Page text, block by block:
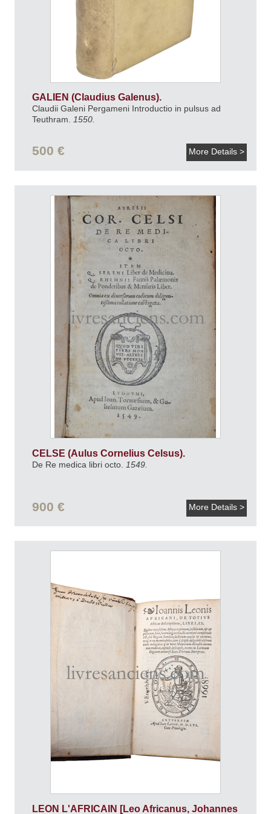
GALIEN (Claudius Galenus).
Claudii Galeni Pergameni Introductio in pulsus ad
Teuthram. 1550.
500 € More Details >
CELSE (Aulus Cornelius Celsus).
De Re medica libri octo. 1549.
900 € More Details >
LEON L'AFRICAIN [Leo Africanus, Johannes